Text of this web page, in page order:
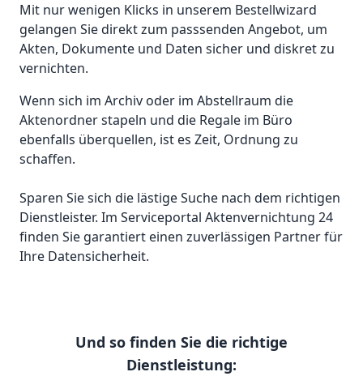
Mit nur wenigen Klicks in unserem Bestellwizard
gelangen Sie direkt zum passsenden Angebot, um
Akten, Dokumente und Daten sicher und diskret zu
vernichten.
Wenn sich im Archiv oder im Abstellraum die
Aktenordner stapeln und die Regale im Büro
ebenfalls überquellen, ist es Zeit, Ordnung zu
schaffen.
Sparen Sie sich die lästige Suche nach dem richtigen
Dienstleister. Im Serviceportal Aktenvernichtung 24
finden Sie garantiert einen zuverlässigen Partner für
Ihre Datensicherheit.
Und so finden Sie die richtige
Dienstleistung: